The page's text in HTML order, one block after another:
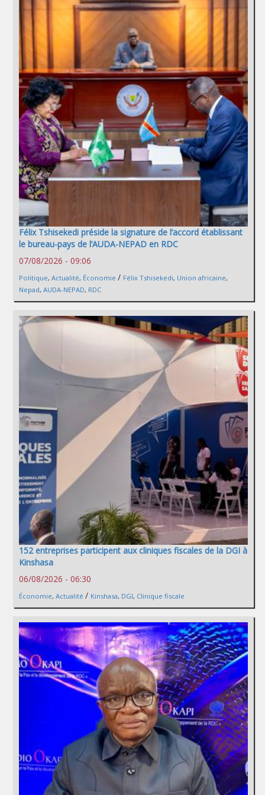
Félix Tshisekedi préside la signature de l’accord établissant
le bureau-pays de l’AUDA-NEPAD en RDC
07/08/2026 - 09:06
Politique, Actualité, Économie / Félix Tshisekedi, Union africaine,
Nepad, AUDA-NEPAD, RDC
152 entreprises participent aux cliniques fiscales de la DGI à
Kinshasa
06/08/2026 - 06:30
Économie, Actualité / Kinshasa, DGI, Clinique fiscale